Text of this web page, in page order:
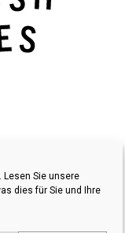
Lesen Sie unsere
dies für Sie und Ihre